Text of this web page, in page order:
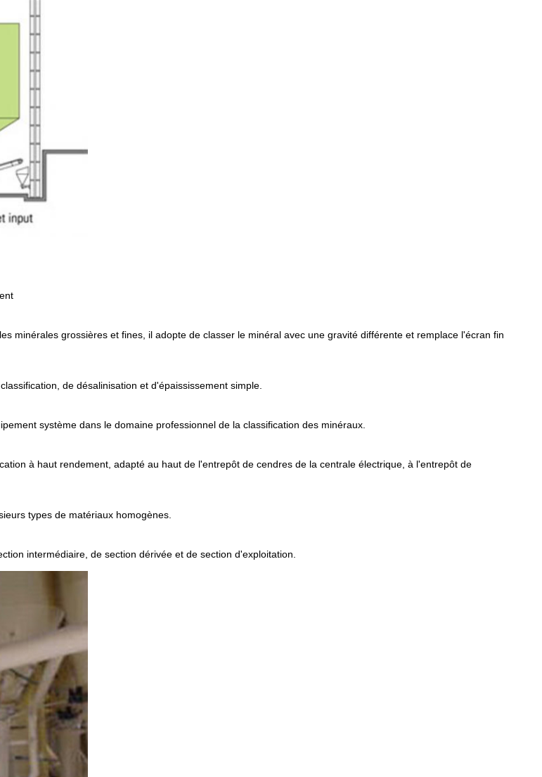
minérales grossières et fines, il adopte de classer le minéral avec une gravité différente et remplace l'écran fin
de désalinisation et d'épaississement simple.
système dans le domaine professionnel de la classification des minéraux.
à haut rendement, adapté au haut de l'entrepôt de cendres de la centrale électrique, à l'entrepôt de
types de matériaux homogènes.
intermédiaire, de section dérivée et de section d'exploitation.